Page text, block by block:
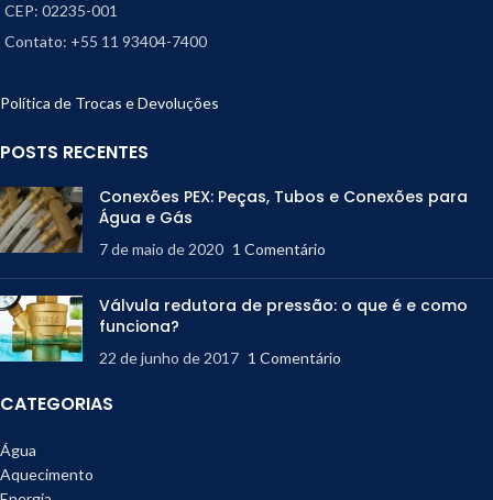
CEP: 02235-001
Contato: +55 11 93404-7400
Política de Trocas e Devoluções
POSTS RECENTES
Conexões PEX: Peças, Tubos e Conexões para
Água e Gás
7 de maio de 2020 1 Comentário
Válvula redutora de pressão: o que é e como
funciona?
22 de junho de 2017 1 Comentário
CATEGORIAS
Água
Aquecimento